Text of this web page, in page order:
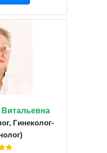
Витальевна
Гинеколог-